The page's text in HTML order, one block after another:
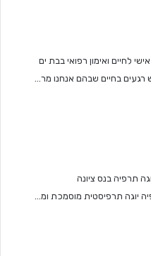
לחיים ואימון רפואי בבת ים
רגעים בחיים שבהם אנחנו מר...
יוגה תרפיסטית מוסמכת ומ...